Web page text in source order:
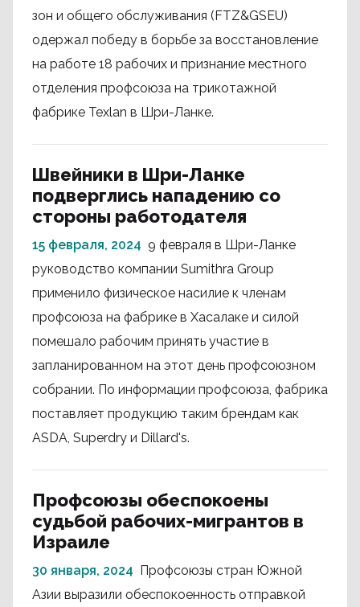
зон и общего обслуживания (FTZ&GSEU)
одержал победу в борьбе за восстановление
на работе 18 рабочих и признание местного
отделения профсоюза на трикотажной
фабрике Texlan в Шри-Ланке.
Швейники в Шри-Ланке
подверглись нападению со
стороны работодателя
15 февраля, 2024 9 февраля в Шри-Ланке
руководство компании Sumithra Group
применило физическое насилие к членам
профсоюза на фабрике в Хасалаке и силой
помешало рабочим принять участие в
запланированном на этот день профсоюзном
собрании. По информации профсоюза, фабрика
поставляет продукцию таким брендам как
ASDA, Superdry и Dillard's.
Профсоюзы обеспокоены
судьбой рабочих-мигрантов в
Израиле
30 января, 2024 Профсоюзы стран Южной
Азии выразили обеспокоенность отправкой